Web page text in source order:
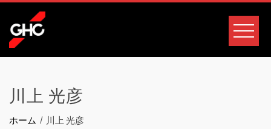
テ
ン
キ
川上 光彦
ホーム 川上 光彦